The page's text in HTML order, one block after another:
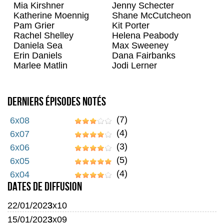
Mia Kirshner
Jenny Schecter
Katherine Moennig
Shane McCutcheon
Pam Grier
Kit Porter
Rachel Shelley
Helena Peabody
Daniela Sea
Max Sweeney
Erin Daniels
Dana Fairbanks
Marlee Matlin
Jodi Lerner
Derniers épisodes notés
6x08
(7)
6x07
(4)
6x06
(3)
6x05
(5)
6x04
(4)
Dates de diffusion
22/01/20233x10
15/01/20233x09